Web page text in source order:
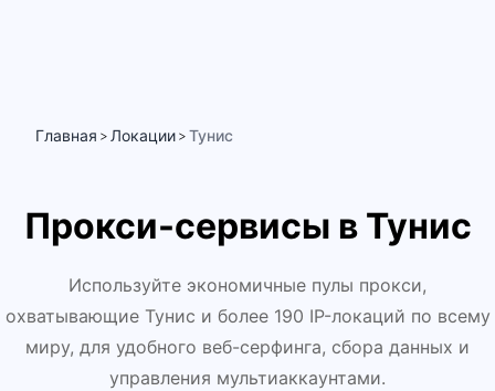
Главная > Локации > Тунис
Прокси-сервисы в Тунис
Используйте экономичные пулы прокси,
охватывающие Тунис и более 190 IP-локаций по всему
миру, для удобного веб-серфинга, сбора данных и
управления мультиаккаунтами.